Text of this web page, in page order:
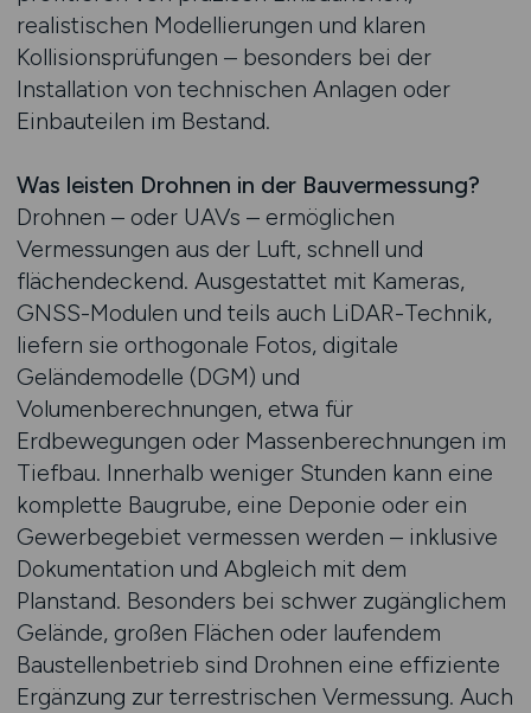
realistischen Modellierungen und klaren
Kollisionsprüfungen – besonders bei der
Installation von technischen Anlagen oder
Einbauteilen im Bestand.
Was leisten Drohnen in der Bauvermessung?
Drohnen – oder UAVs – ermöglichen
Vermessungen aus der Luft, schnell und
flächendeckend. Ausgestattet mit Kameras,
GNSS-Modulen und teils auch LiDAR-Technik,
liefern sie orthogonale Fotos, digitale
Geländemodelle (DGM) und
Volumenberechnungen, etwa für
Erdbewegungen oder Massenberechnungen im
Tiefbau. Innerhalb weniger Stunden kann eine
komplette Baugrube, eine Deponie oder ein
Gewerbegebiet vermessen werden – inklusive
Dokumentation und Abgleich mit dem
Planstand. Besonders bei schwer zugänglichem
Gelände, großen Flächen oder laufendem
Baustellenbetrieb sind Drohnen eine effiziente
Ergänzung zur terrestrischen Vermessung. Auch